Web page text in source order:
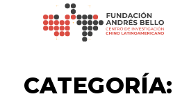
CATEGORÍA: